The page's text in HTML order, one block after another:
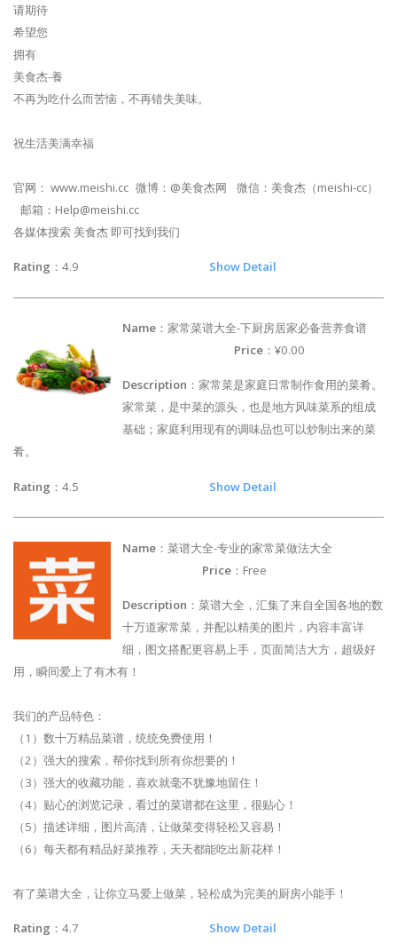
请期待
希望您
拥有
美食杰-養
不再为吃什么而苦恼，不再错失美味。
祝生活美满幸福
官网： www.meishi.cc 微博：@美食杰网 微信：美食杰（meishi-cc）
邮箱： Help@meishi.cc
各媒体搜索 美食杰 即可找到我们
Rating ：4.9 Show Detail
Name ：家常菜谱大全-下厨房居家必备营养食谱
Price ：¥0.00
Description ：家常菜是家庭日常制作食用的菜肴。
家常菜，是中菜的源头，也是地方风味菜系的组成
基础；家庭利用现有的调味品也可以炒制出来的菜
肴。
Rating ：4.5 Show Detail
Name ：菜谱大全-专业的家常菜做法大全
Price ：Free
Description ：菜谱大全，汇集了来自全国各地的数
十万道家常菜，并配以精美的图片，内容丰富详
细，图文搭配更容易上手，页面简洁大方，超级好
用，瞬间爱上了有木有！
我们的产品特色：
（1）数十万精品菜谱，统统免费使用！
（2）强大的搜索，帮你找到所有你想要的！
（3）强大的收藏功能，喜欢就毫不犹豫地留住！
（4）贴心的浏览记录，看过的菜谱都在这里，很贴心！
（5）描述详细，图片高清，让做菜变得轻松又容易！
（6）每天都有精品好菜推荐，天天都能吃出新花样！
有了菜谱大全，让你立马爱上做菜，轻松成为完美的厨房小能手！
Rating ：4.7 Show Detail